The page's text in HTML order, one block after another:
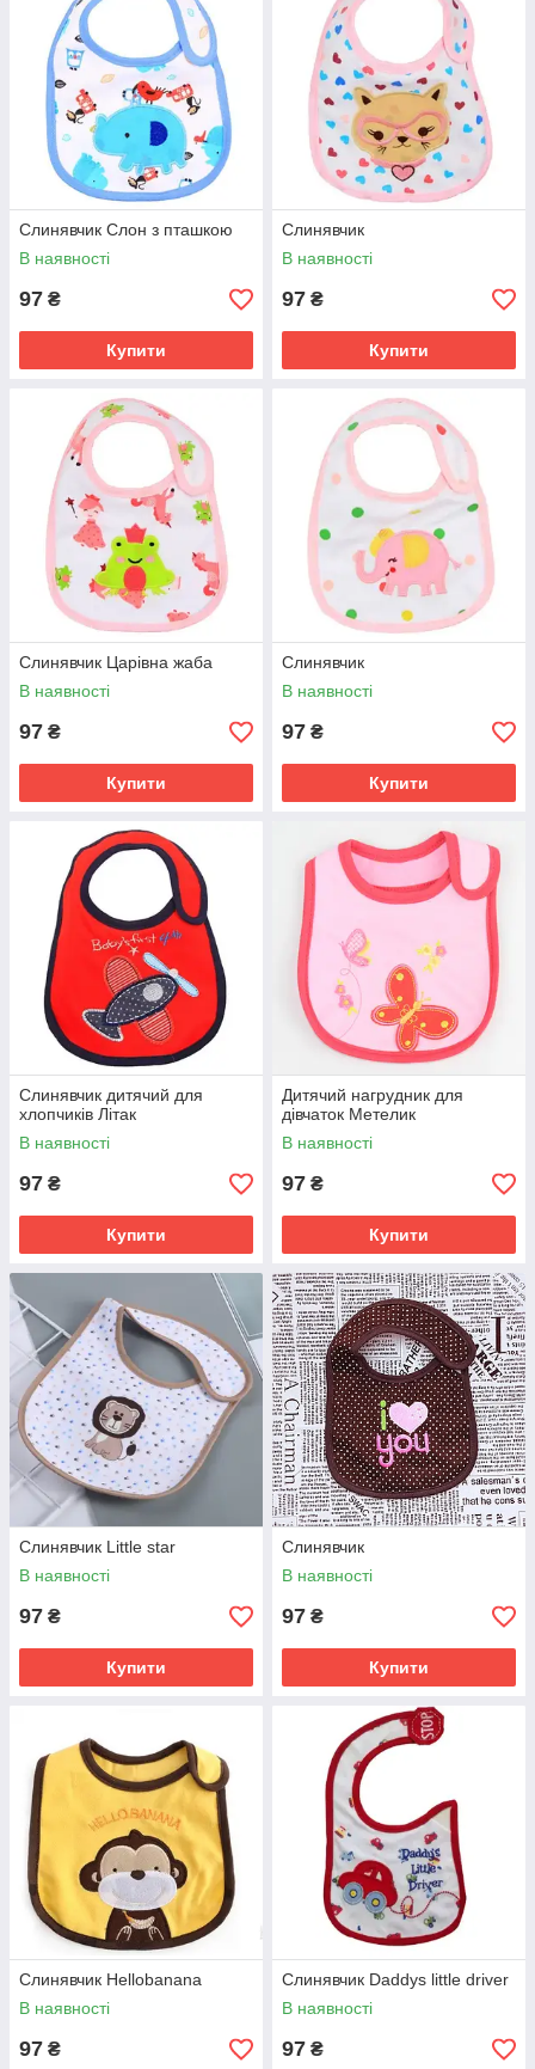
Слинявчик Слон з пташкою
В наявності
97 ₴
Купити
Слинявчик
В наявності
97 ₴
Купити
Слинявчик Царівна жаба
В наявності
97 ₴
Купити
Слинявчик
В наявності
97 ₴
Купити
Слинявчик дитячий для
хлопчиків Літак
В наявності
97 ₴
Купити
Дитячий нагрудник для
дівчаток Метелик
В наявності
97 ₴
Купити
Слинявчик Little star
В наявності
97 ₴
Купити
Слинявчик
В наявності
97 ₴
Купити
Слинявчик Hellobanana
В наявності
97 ₴
Слинявчик Daddys little driver
В наявності
97 ₴